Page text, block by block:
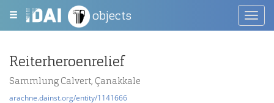
objects
Reiterheroenrelief
Sammlung Calvert, Çanakkale
arachne.dainst.org/entity/1141666